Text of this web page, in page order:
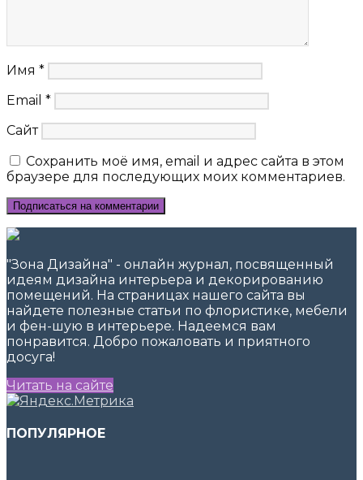
Имя *
Email *
Сайт
Сохранить моё имя, email и адрес сайта в этом
браузере для последующих моих комментариев.
"Зона Дизайна" - онлайн журнал, посвященный
идеям дизайна интерьера и декорированию
помещений. На страницах нашего сайта вы
найдете полезные статьи по флористике, мебели
и фен-шую в интерьере. Надеемся вам
понравится. Добро пожаловать и приятного
досуга!
Читать на сайте
ПОПУЛЯРНОЕ